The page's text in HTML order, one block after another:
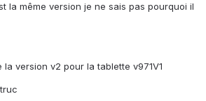
la même version je ne sais pas pourquoi il
la version v2 pour la tablette v971V1